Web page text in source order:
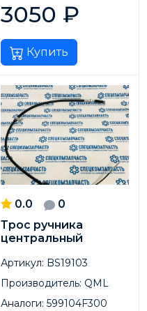
3050 ₽
Купить
0.0
0
Трос ручника
центральный
Артикул: BS19103
Производитель: QML
Аналоги: 599104F300